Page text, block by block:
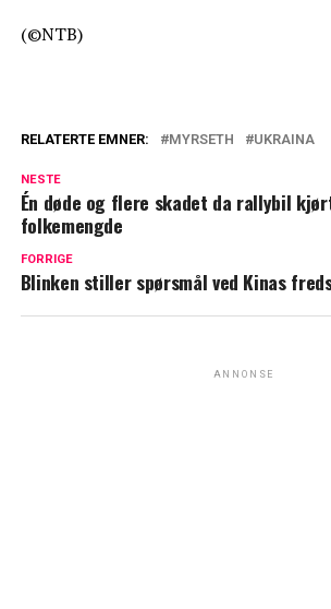
(©NTB)
RELATERTE EMNER: MYRSETH UKRAINA
NESTE
Én døde og flere skadet da rallybil
folkemengde
FORRIGE
Blinken stiller spørsmål ved Kinas
ANNONSE